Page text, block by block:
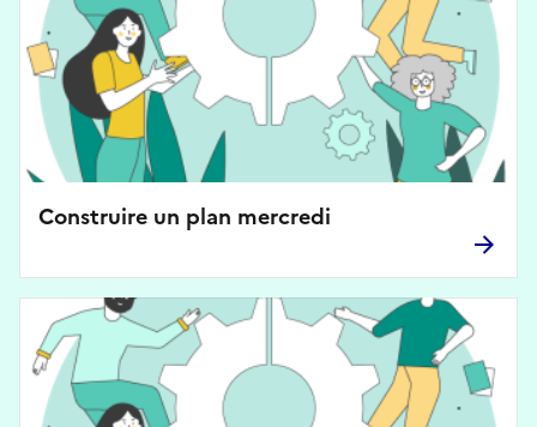
Construire un plan mercredi